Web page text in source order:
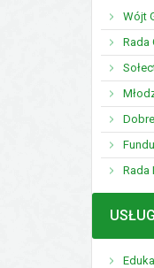
Wójt
Rada
Rada
MENU